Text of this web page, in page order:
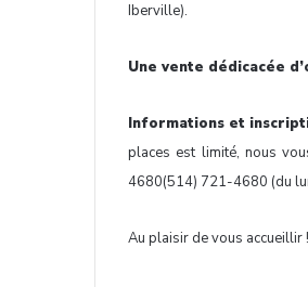
Iberville).
Une vente dédicacée
Informations et
places est limité, nous
4680(514) 721-4680 (du
Au plaisir de vous accueillir !